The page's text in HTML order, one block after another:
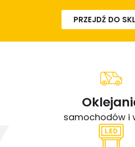
PRZEJDŹ DO
samochodów i